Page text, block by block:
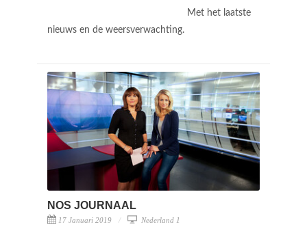
Met het laatste
nieuws en de weersverwachting.
NOS JOURNAAL
17 Januari 2019 Nederland 1